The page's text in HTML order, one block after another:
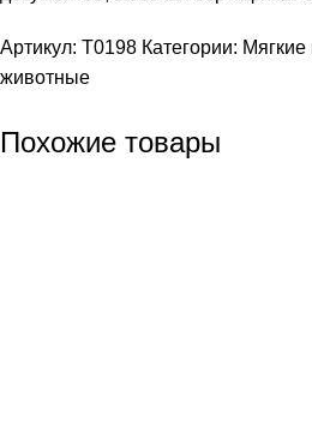
Артикул: T0198 Категории: Мягкие
животные
Похожие товары